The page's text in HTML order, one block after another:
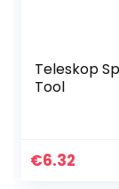
Teleskop
Tool
€6.32